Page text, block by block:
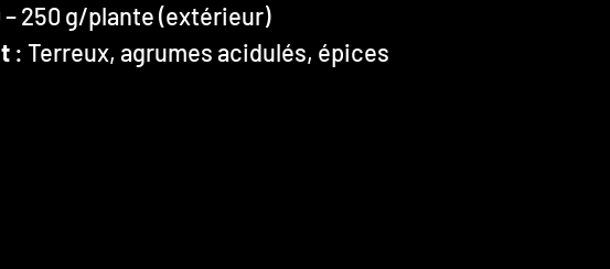
– 250 g/plante (extérieur)
: Terreux, agrumes acidulés, épices